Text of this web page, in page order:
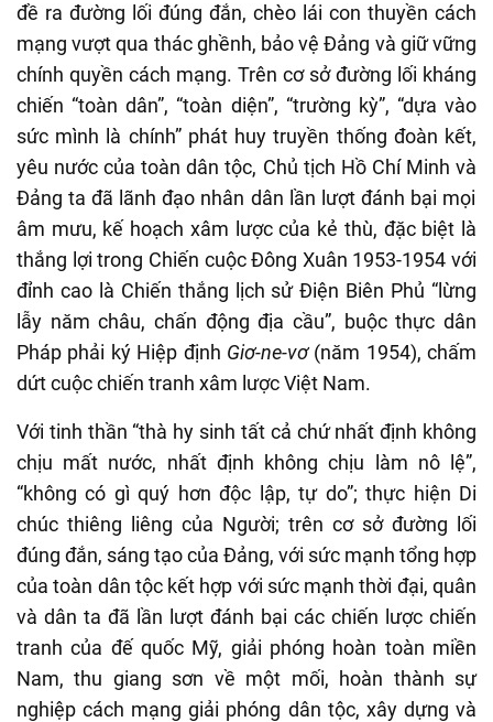
đề ra đường lối đúng đắn, chèo lái con thuyền cách
mạng vượt qua thác ghềnh, bảo vệ Đảng và giữ vững
chính quyền cách mạng. Trên cơ sở đường lối kháng
chiến “toàn dân”, “toàn diện”, “trường kỳ”, “dựa vào
sức mình là chính”phát huy truyền thống đoàn kết,
yêu nước của toàn dân tộc, Chủ tịch Hồ Chí Minh và
Đảng ta đã lãnh đạo nhân dân lần lượt đánh bại mọi
âm mưu, kế hoạch xâm lược của kẻ thù, đặc biệt là
thắng lợi trong Chiến cuộc Đông Xuân 1953-1954 với
đỉnh cao là Chiến thắng lịch sử Điện Biên Phủ “ lừng
lẫy năm châu, chấn động địa cầu”, buộc thực dân
Pháp phải ký Hiệp định Giơ-ne-vơ(năm 1954), chấm
dứt cuộc chiến tranh xâm lược Việt Nam.
Với tinh thần “thà hy sinh tất cả chứ nhất định không
chịu mất nước, nhất định không chịu làm nô lệ”,
“không có gì quý hơn độc lập, tự do”;thực hiện Di
chúc thiêng liêng của Người; trên cơ sở đường lối
đúng đắn, sáng tạo của Đảng, với sức mạnh tổng hợp
của toàn dân tộckết hợp với sức mạnh thời đại, quân
và dân ta đã lần lượt đánh bại các chiến lược chiến
tranh của đế quốc Mỹ, giải phóng hoàn toàn miền
Nam, thu giang sơn về một mối, hoàn thành sự
nghiệp cách mạnggiải phóng dân tộc, xây dựng và